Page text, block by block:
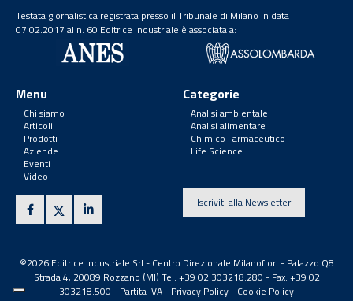
Testata giornalistica registrata presso il Tribunale di Milano in data
07.02.2017 al n. 60 Editrice Industriale è associata a:
Menu
Chi siamo
Articoli
Prodotti
Aziende
Eventi
Video
Categorie
Analisi ambientale
Analisi alimentare
Chimico Farmaceutico
Life Science
Iscriviti alla Newsletter
©2026 Editrice Industriale Srl - Centro Direzionale Milanofiori - Palazzo Q8
Strada 4, 20089 Rozzano (MI) Tel: +39 02 303218.280 - Fax: +39 02
303218.500 - Partita IVA- Privacy Policy- Cookie Policy